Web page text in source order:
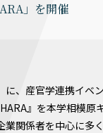
」を開催
に、産官学連携イベ
』を本学相模原
業関係者を中心に多